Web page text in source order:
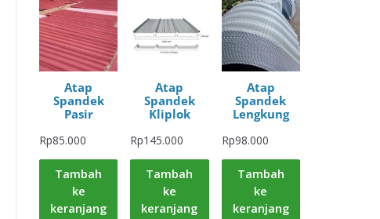
Atap
Spandek
Pasir
Rp85.000
Tambah
ke
keranjang
Atap
Spandek
Kliplok
Rp145.000
Tambah
ke
keranjang
Atap
Spandek
Lengkung
Rp98.000
Tambah
ke
keranjang